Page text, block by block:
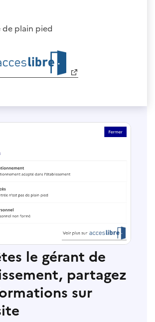
de plain pied
le gérant de
partagez
sur